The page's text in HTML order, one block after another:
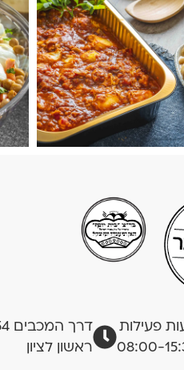
פעילות
08:00-
דרך המכבים 54
ראשון לציון